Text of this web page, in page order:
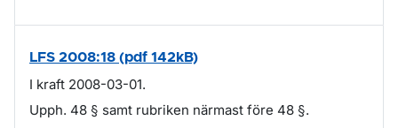
LFS 2008:18 (pdf 142kB)
I kraft 2008-03-01.
Upph. 48 § samt rubriken närmast före 48 §.